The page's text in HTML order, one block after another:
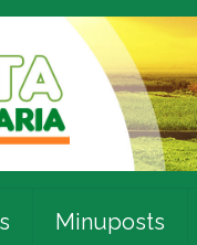
Minuposts